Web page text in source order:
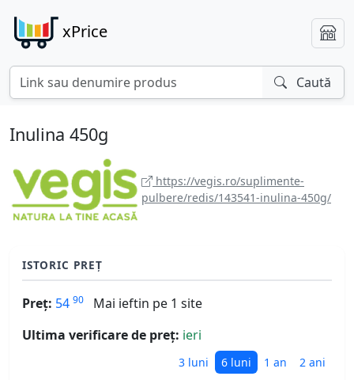
xPrice
Caută
Inulina 450g
https://vegis.ro/suplimente-
pulbere/redis/143541-inulina-450g/
ISTORIC PREȚ
Preț: 54 90
Mai ieftin pe 1 site
Ultima verificare de preț: ieri
3 luni 6 luni 1 an 2 ani